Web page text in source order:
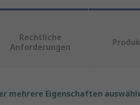
Rechtliche
Anforderungen
mehrere Eigenschaften